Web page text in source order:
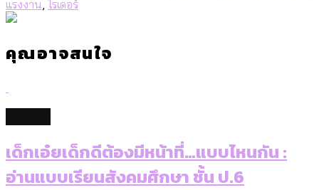
แรงงาน ,ไรเดอร์
คุณอาจสนใจ
เด็กเอ๋ยเด็กดีต้องมีหน้าที่…แบบไหนกัน :
อ่านแบบเรียนสังคมศึกษา ชั้น ป.6